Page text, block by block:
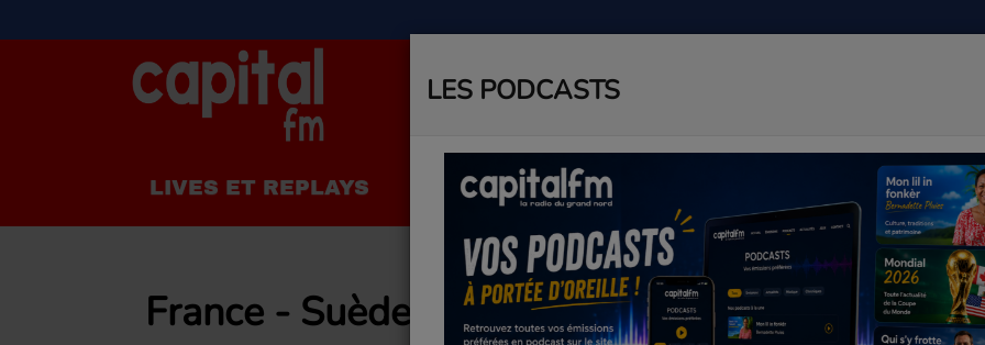
LIVES ET REPLAYS LA RADIO AGENDA
France - Suède
LES PODCASTS